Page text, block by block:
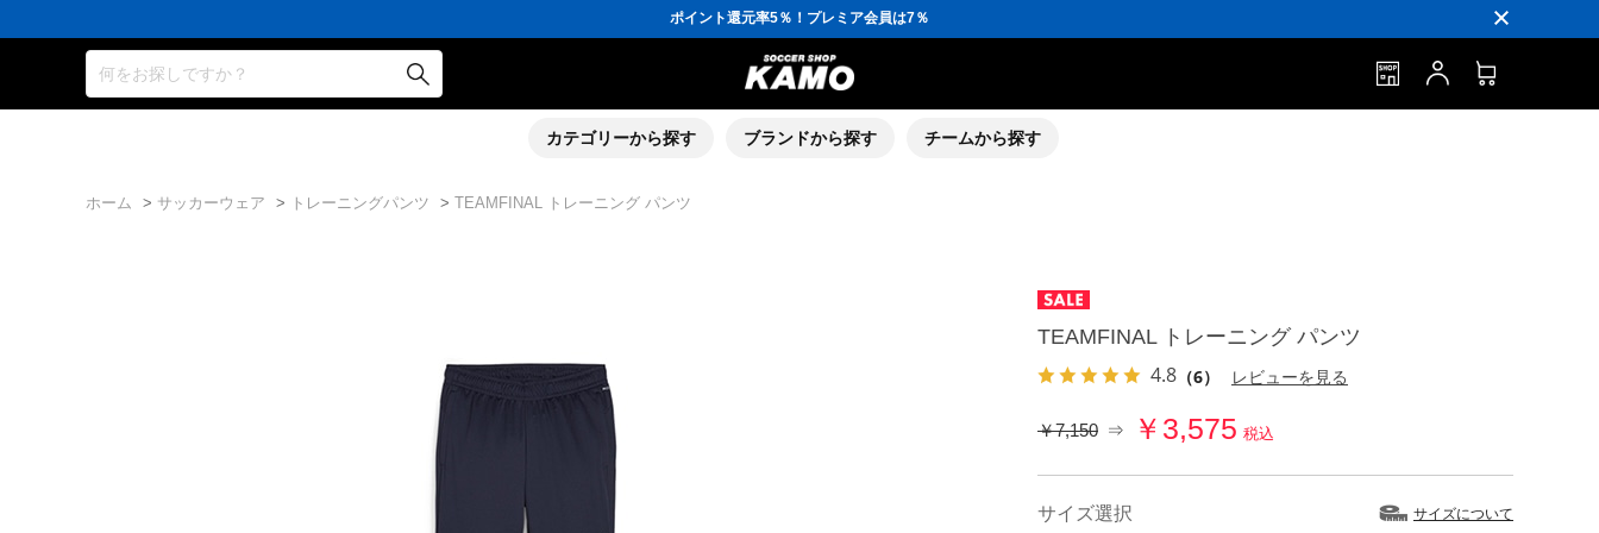
ポイント還元率5％！プレミア会員は7％
会員の方にはお誕生月に「10％OFFクーポン」プレゼント！
16,000円(税込)以上でシューズケースプレゼント！
3,300円(税込)以上で送料無料！
ポイント還元率5％！プレミア会員は7％
会員の方にはお誕生月に「10％OFFクーポン」プレゼント！
何をお探しですか？
カテゴリーから探す ブランドから探す チームから探す
ホーム > サッカーウェア > トレーニングパンツ > TEAMFINAL トレーニング パンツ
TEAMFINAL トレーニング パンツ
4.8 （6） レビューを見る
￥7,150 ⇒ ￥3,575 税込
サイズ選択 サイズについて